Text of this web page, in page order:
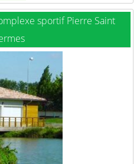
sportif Pierre Saint